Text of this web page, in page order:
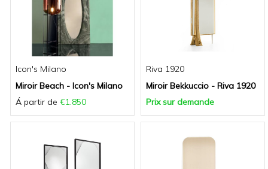
Icon's Milano
Miroir Beach - Icon's Milano
Á partir de €1.850
Riva 1920
Miroir Bekkuccio - Riva 1920
Prix sur demande